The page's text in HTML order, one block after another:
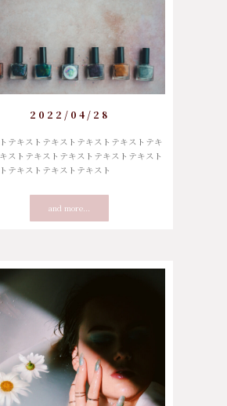
2022/04/28
テキストテキストテキストテキストテキ
ストテキストテキストテキストテキスト
テキストテキストテキスト
and more...